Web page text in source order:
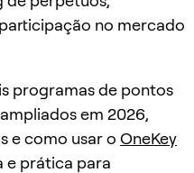
no mercado
programas de pontos
em 2026,
e como usar o OneKey
e prática para